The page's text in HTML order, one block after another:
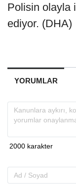
Polisin olayla
ediyor. (DHA)
YORUMLAR